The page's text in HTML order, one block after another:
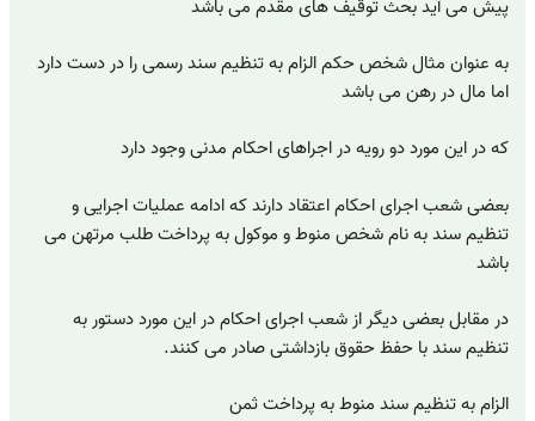
پیش می آید بحث توقیف های مقدم می باشد
به عنوان مثال شخص حکم الزام به تنظیم سند رسمی را در دست دارد
اما مال در رهن می باشد
که در این مورد دو رویه در اجراهای احکام مدنی وجود دارد
بعضی شعب اجرای احکام اعتقاد دارند که ادامه عملیات اجرایی و
تنظیم سند به نام شخص منوط و موکول به پرداخت طلب مرتهن می
باشد
در مقابل بعضی دیگر از شعب اجرای احکام در این مورد دستور به
تنظیم سند با حفظ حقوق بازداشتی صادر می کنند.
الزام به تنظیم سند منوط به پرداخت ثمن